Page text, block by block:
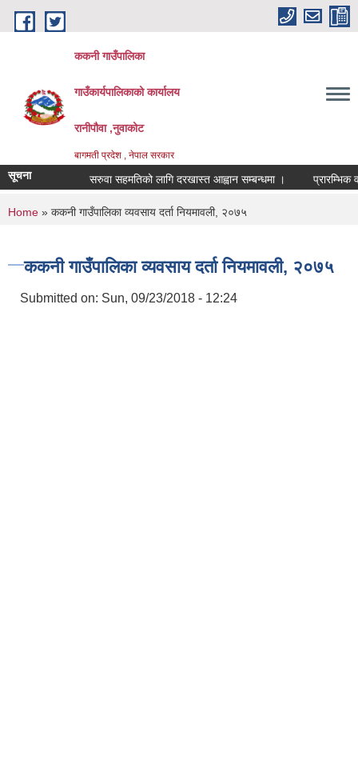
Skip to main content
ककनी गाउँपालिका
गाउँकार्यपालिकाको कार्यालय
रानीपौवा ,नुवाकोट
बागमती प्रदेश , नेपाल सरकार
सूचना सरुवा सहमतिको लागि दरखास्त आह्वान सम्बन्धमा । प्रारम्भिक
You are here
Home » ककनी गाउँपालिका व्यवसाय दर्ता नियमावली, २०७५
ककनी गाउँपालिका व्यवसाय दर्ता नियमावली, २०७५
Submitted on: Sun, 09/23/2018 - 12:24